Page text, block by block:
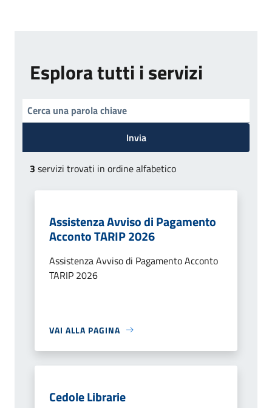
Esplora tutti i servizi
Invia
3 servizi trovati in ordine alfabetico
Assistenza Avviso di Pagamento
Acconto TARIP 2026
Assistenza Avviso di Pagamento Acconto
TARIP 2026
VAI ALLA PAGINA
Cedole Librarie